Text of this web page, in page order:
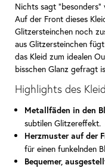
Nichts sagt "besonders"
Auf der Front dieses
Glitzersteinchen noch
aus Glitzersteinchen
das Kleid zum idealen
bisschen Glanz gefragt
Highlights des
Metallfäden in den
subtilen Glitzereffekt.
Herzmuster auf der
für einen funkelnden
Bequemer,